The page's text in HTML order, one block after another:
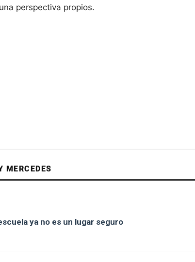
perspectiva propios.
MERCEDES
ya no es un lugar seguro